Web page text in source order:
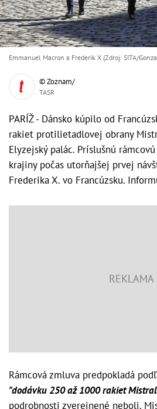
Emmanuel Macron a Frederik X (Zdroj: SITA/
© Zoznam/
TASR
PARÍŽ - Dánsko kúpilo od
rakiet protilietadlovej obrany
Elyzejský palác. Príslušnú
krajiny počas utorňajšej prvej
Frederika X. vo Francúzsku.
Rámcová zmluva predpokladá
"dodávku 250 až 1000 rakiet
podrobnosti zverejnené neboli.